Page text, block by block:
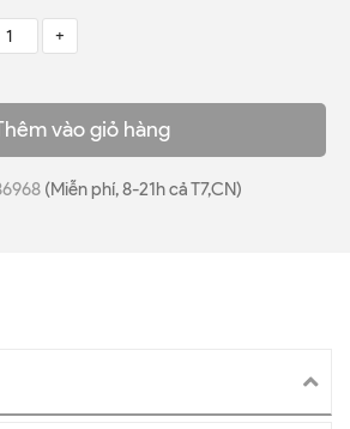
+
vào giỏ hàng
(Miễn phí, 8-21h cả T7,CN)